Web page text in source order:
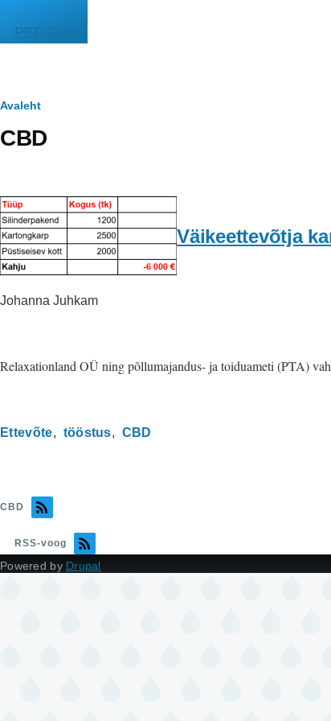
PEEGEL
Leivapuru
Avaleht
CBD
Väikeettevõtja
Johanna Juhkam
Relaxationland OÜ ning põllumajandus- ja toiduameti (PTA)
Ettevõte tööstus CBD
CBD
RSS-voog
Powered by Drupal